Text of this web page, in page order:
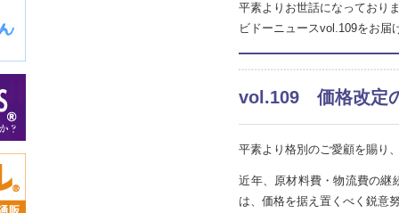
平素よりお世話になっており
ビドーニュースvol.109をお届
vol.109 価格改定
平素より格別のご愛顧を賜り
近年、原材料費・物流費の継
は、価格を据え置くべく鋭意